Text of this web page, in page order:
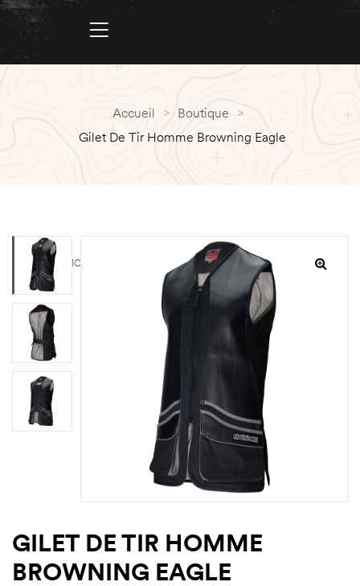
Accueil > Boutique >
Gilet De Tir Homme Browning Eagle
PROMO
GILET DE TIR HOMME
BROWNING EAGLE